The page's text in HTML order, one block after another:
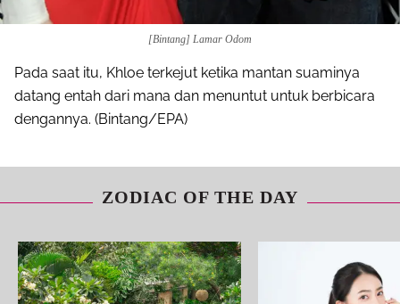
[Bintang] Lamar Odom
Pada saat itu, Khloe terkejut ketika mantan suaminya
datang entah dari mana dan menuntut untuk berbicara
dengannya. (Bintang/EPA)
ZODIAC OF THE DAY